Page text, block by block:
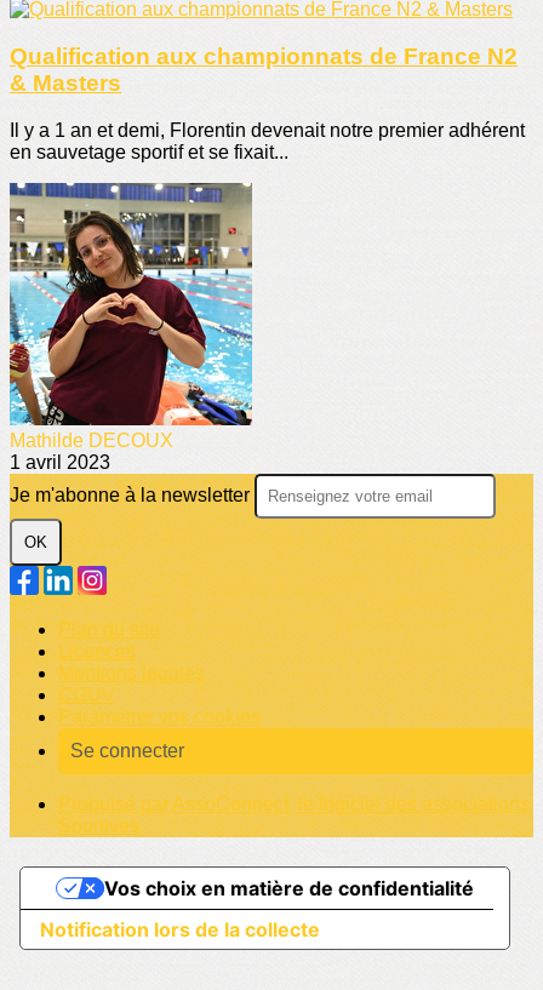
Qualification aux championnats de France N2
& Masters
Il y a 1 an et demi, Florentin devenait notre premier adhérent
en sauvetage sportif et se fixait...
Mathilde DECOUX
1 avril 2023
Je m'abonne à la newsletter
OK
Plan du site
Licences
Mentions légales
CGUV
Paramétrer vos cookies
Se connecter
Propulsé par AssoConnect, le logiciel des associations
Sportives
Notification lors de la collecte
Vos choix en matière de confidentialité